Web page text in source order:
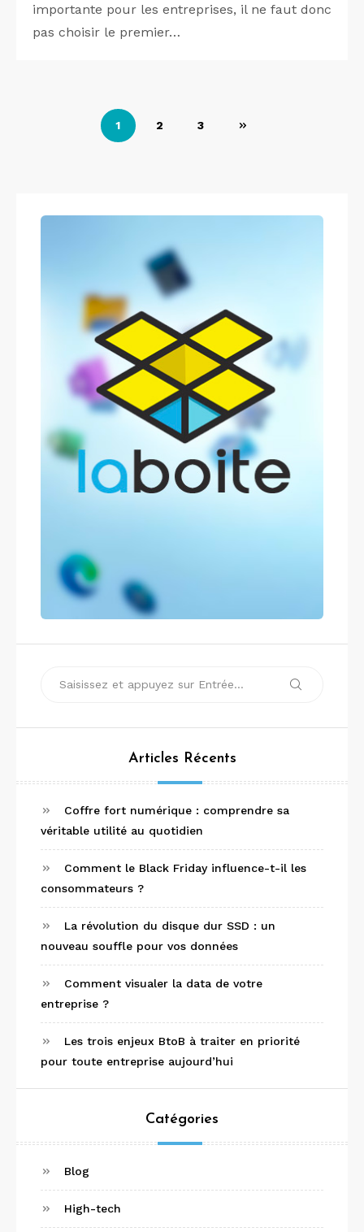
importante pour les entreprises, il ne faut donc
pas choisir le premier…
Pagination
1 2 3
Articles Récents
Coffre fort numérique : comprendre sa
véritable utilité au quotidien
Comment le Black Friday influence-t-il les
consommateurs ?
La révolution du disque dur SSD : un
nouveau souffle pour vos données
Comment visualer la data de votre
entreprise ?
Les trois enjeux BtoB à traiter en priorité
pour toute entreprise aujourd’hui
Catégories
Blog
High-tech